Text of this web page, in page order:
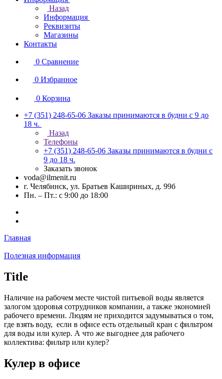
Назад
Информация
Реквизиты
Магазины
Контакты
0 Сравнение
0 Избранное
0 Корзина
+7 (351) 248-65-06 Заказы принимаются в будни с 9 до
18 ч.
Назад
Телефоны
+7 (351) 248-65-06 Заказы принимаются в будни с
9 до 18 ч.
Заказать звонок
voda@ilmenit.ru
г. Челябинск, ул. Братьев Кашириных, д. 99б
Пн. – Пт.: с 9:00 до 18:00
Главная
Полезная информация
Title
Наличие на рабочем месте чистой питьевой воды является
залогом здоровья сотрудников компании, а также экономией
рабочего времени. Людям не приходится задумываться о том,
где взять воду, если в офисе есть отдельный кран с фильтром
для воды или кулер. А что же выгоднее для рабочего
коллектива: фильтр или кулер?
Кулер в офисе